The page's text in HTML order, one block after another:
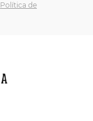
Política de